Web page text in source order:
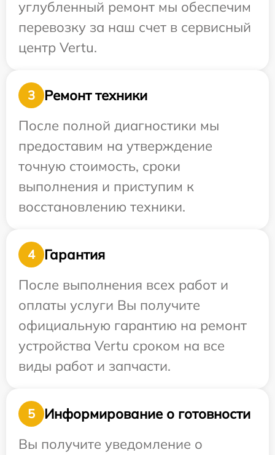
углубленный ремонт мы обеспечим
перевозку за наш счет в сервисный
центр Vertu.
3
Ремонт техники
После полной диагностики мы
предоставим на утверждение
точную стоимость, сроки
выполнения и приступим к
восстановлению техники.
4
Гарантия
После выполнения всех работ и
оплаты услуги Вы получите
официальную гарантию на ремонт
устройства Vertu сроком на все
виды работ и запчасти.
5
Информирование о готовности
Вы получите уведомление о